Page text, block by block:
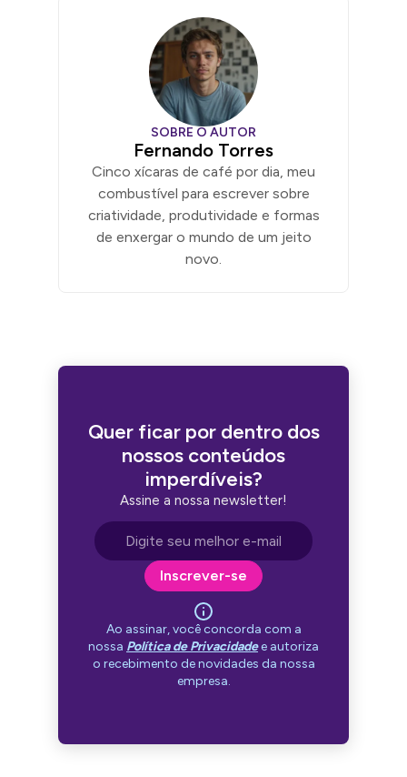
SOBRE O AUTOR
Fernando Torres
Cinco xícaras de café por dia, meu
combustível para escrever sobre
criatividade, produtividade e formas
de enxergar o mundo de um jeito
novo.
Quer ficar por dentro dos
nossos conteúdos
imperdíveis?
Assine a nossa newsletter!
Endereço de e-mail
Inscrever-se
Ao assinar, você concorda com a
nossa Política de Privacidadee autoriza
o recebimento de novidades da nossa
empresa.